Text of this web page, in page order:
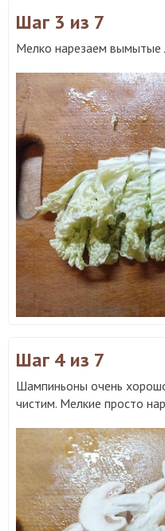
Шаг 3 из 7
Мелко нарезаем вымытые
Шаг 4 из 7
Шампиньоны очень
чистим. Мелкие просто